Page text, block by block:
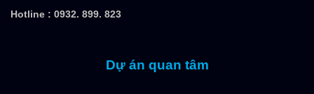
Hotline : 0932. 899. 823
Dự án quan tâm